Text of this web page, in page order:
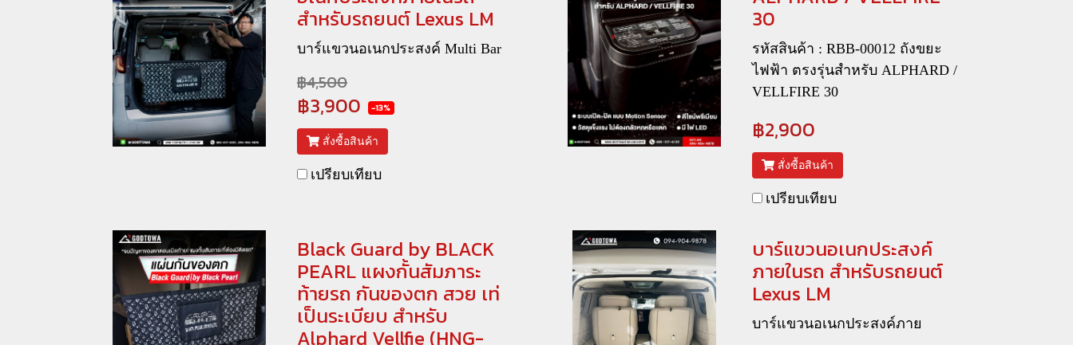
สำหรับรถยนต์ Lexus LM
บาร์แขวนอเนกประสงค์ Multi Bar
฿4,500
฿3,900 -13%
สั่งซื้อสินค้า
เปรียบเทียบ
30
รหัสสินค้า : RBB-00012 ถังขยะ
ไฟฟ้า ตรงรุ่นสำหรับ ALPHARD /
VELLFIRE 30
฿2,900
สั่งซื้อสินค้า
เปรียบเทียบ
Black Guard by BLACK
PEARL แผงกั้นสัมภาระ
ท้ายรถ กันของตก สวย เท่
เป็นระเบียบ สำหรับ
Alphard Vellfie (HNG-
บาร์แขวนอเนกประสงค์
ภายในรถ สำหรับรถยนต์
Lexus LM
บาร์แขวนอเนกประสงค์ภาย